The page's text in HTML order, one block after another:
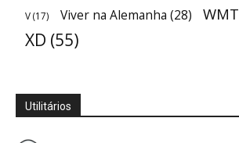
V(17) Viver na Alemanha (28) WMT
XD (55)
Utilitários